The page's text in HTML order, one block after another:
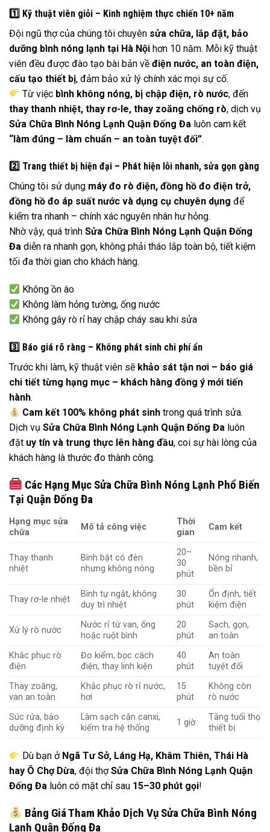
1️ Kỹ thuật viên giỏi – Kinh nghiệm thực chiến 10+ năm
Đội ngũ thợ của chúng tôi chuyên sửa chữa, lắp đặt, bảo
dưỡng bình nóng lạnh tại Hà Nội hơn 10 năm. Mỗi kỹ thuật
viên đều được đào tạo bài bản về điện nước, an toàn điện,
cấu tạo thiết bị, đảm bảo xử lý chính xác mọi sự cố.
Từ việc bình không nóng, bị chập điện, rò nước, đến
thay thanh nhiệt, thay rơ-le, thay zoăng chống rò, dịch vụ
Sửa Chữa Bình Nóng Lạnh Quận Đống Đa luôn cam kết
“làm đúng – làm chuẩn – an toàn tuyệt đối”.
2️ Trang thiết bị hiện đại – Phát hiện lỗi nhanh, sửa gọn gàng
Chúng tôi sử dụng máy đo rò điện, đồng hồ đo điện trở,
đồng hồ đo áp suất nước và dụng cụ chuyên dụng để
kiểm tra nhanh – chính xác nguyên nhân hư hỏng.
Nhờ vậy, quá trình Sửa Chữa Bình Nóng Lạnh Quận Đống
Đa diễn ra nhanh gọn, không phải tháo lắp toàn bộ, tiết kiệm
tối đa thời gian cho khách hàng.
Không ồn ào
Không làm hỏng tường, ống nước
Không gây rò rỉ hay chập cháy sau khi sửa
3️ Báo giá rõ ràng – Không phát sinh chi phí ẩn
Trước khi làm, kỹ thuật viên sẽ khảo sát tận nơi – báo giá
chi tiết từng hạng mục – khách hàng đồng ý mới tiến
hành.
Cam kết 100% không phát sinh trong quá trình sửa.
Dịch vụ Sửa Chữa Bình Nóng Lạnh Quận Đống Đa luôn
đặt uy tín và trung thực lên hàng đầu, coi sự hài lòng của
khách hàng là thước đo thành công.
Các Hạng Mục Sửa Chữa Bình Nóng Lạnh Phổ Biến
Tại Quận Đống Đa
Hạng mục sửa
chữa
Mô tả công việc
Thời
gian
Cam kết
Thay thanh
nhiệt
Bình bật có đèn
nhưng không nóng
20–
30
phút
Nóng nhanh,
bền bỉ
Thay rơ-le nhiệt
Bình tự ngắt, không
duy trì nhiệt
30
phút
Ổn định, tiết
kiệm điện
Xử lý rò nước
Nước rỉ từ van, ống
hoặc ruột bình
20
phút
Sạch, gọn,
an toàn
Khắc phục rò
điện
Đo kiểm, bọc cách
điện, thay linh kiện
40
phút
An toàn
tuyệt đối
Thay zoăng,
van an toàn
Khắc phục rò rỉ nước,
hơi
15
phút
Không còn
rò nước
Súc rửa, bảo
dưỡng định kỳ
Làm sạch cặn canxi,
kiểm tra hệ thống
1 giờ
Tăng tuổi thọ
thiết bị
Dù bạn ở Ngã Tư Sở, Láng Hạ, Khâm Thiên, Thái Hà
hay Ô Chợ Dừa, đội thợSửa Chữa Bình Nóng Lạnh Quận
Đống Đa luôn có mặt chỉ sau 15–30 phút gọi!
Bảng Giá Tham Khảo Dịch Vụ Sửa Chữa Bình Nóng
Lạnh Quận Đống Đa